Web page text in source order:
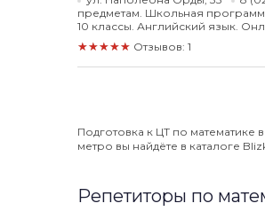
предметам. Школьная
10 классы. Английский язык.
★★★★★ Отзывов: 1
Подготовка к ЦТ по
метро вы найдёте в каталоге
Репетиторы по